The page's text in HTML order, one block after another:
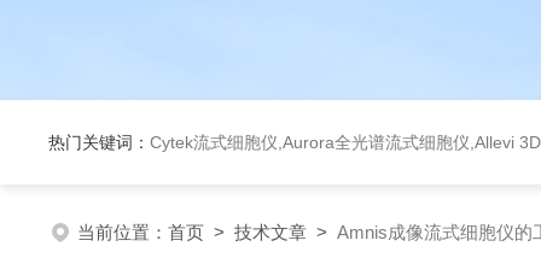
热门关键词： Cytek流式细胞仪,Aurora全光谱流式细胞仪,Allevi
当前位置： 首页 > 技术文章 > Amnis成像流式细胞仪的